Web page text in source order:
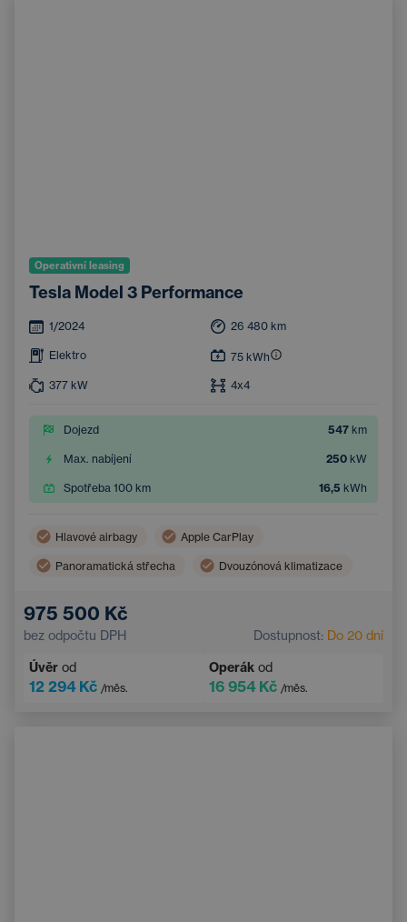
Operativní leasing
Tesla Model 3 Performance
1/2024 26 480 km
Elektro 75 kWh
377 kW 4x4
Dojezd 547 km
Max. nabíjení 250 kW
Spotřeba 100 km 16,5 kWh
Hlavové airbagy Apple CarPlay
Panoramatická střecha Dvouzónová klimatizace
Automatická klimatizace
Dotykový displej Sportovní volant
975 500 Kč
bez odpočtu DPH Dostupnost: Do 20 dní
Úvěr od
12 294 Kč /měs.
Operák od
16 954 Kč /měs.